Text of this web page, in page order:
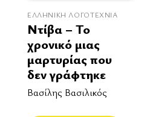
ΕΛΛΗΝΙΚΉ ΛΟΓΟΤΕΧΝΊΑ
Ντίβα – Το
χρονικό μιας
μαρτυρίας που
δεν γράφτηκε
Βασίλης Βασιλικός